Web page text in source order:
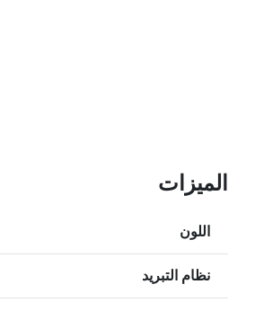
الميزات
اللون
نظام التبريد